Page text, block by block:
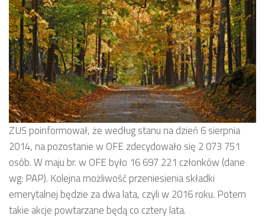
ZUS poinformował, że według stanu na dzień 6 sierpnia
2014, na pozostanie w OFE zdecydowało się 2 073 751
osób. W maju br. w OFE było 16 697 221 członków (dane
wg: PAP). Kolejna możliwość przeniesienia składki
emerytalnej będzie za dwa lata, czyli w 2016 roku. Potem
takie akcje powtarzane będą co cztery lata.